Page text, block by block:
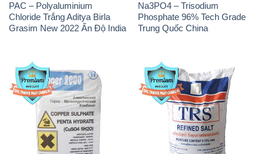
PAC – Polyaluminium
Chloride Trắng Aditya Birla
Grasim New 2022 Ấn Độ India
Na3PO4 – Trisodium
Phosphate 96% Tech Grade
Trung Quốc China